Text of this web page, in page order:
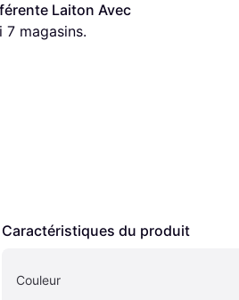
Laiton Avec
7 magasins.
Caractéristiques du produit
Couleur